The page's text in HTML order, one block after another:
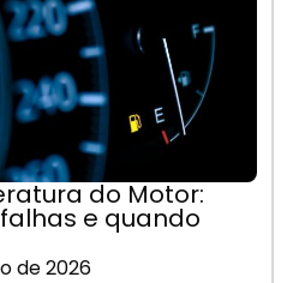
do Motor:
e quando
de 2026